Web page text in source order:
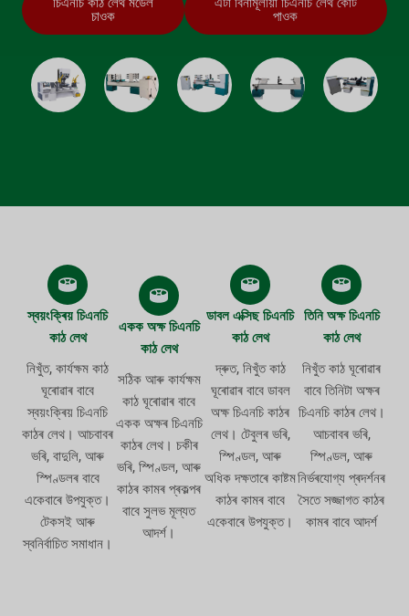
চাওক
পাওক
স্বয়ংক্ৰিয় চিএনচি
কাঠ লেথ
নিখুঁত, কাৰ্যক্ষম কাঠ
ঘূৰোৱাৰ বাবে
স্বয়ংক্ৰিয় চিএনচি
কাঠৰ লেথ। আচবাবৰ
ভৰি, বাদুলি, আৰু
স্পিণ্ডলৰ বাবে
একেবাৰে উপযুক্ত।
টেকসই আৰু
স্বনিৰ্বাচিত সমাধান।
একক অক্ষ চিএনচি
কাঠ লেথ
সঠিক আৰু কাৰ্যক্ষম
কাঠ ঘূৰোৱাৰ বাবে
একক অক্ষৰ চিএনচি
কাঠৰ লেথ। চকীৰ
ভৰি, স্পিণ্ডল, আৰু
কাঠৰ কামৰ প্ৰকল্পৰ
বাবে সুলভ মূল্যত
আদৰ্শ।
ডাবল এক্সিছ চিএনচি
কাঠ লেথ
দ্ৰুত, নিখুঁত কাঠ
ঘূৰোৱাৰ বাবে ডাবল
অক্ষ চিএনচি কাঠৰ
লেথ। টেবুলৰ ভৰি,
স্পিণ্ডল, আৰু
অধিক দক্ষতাৰে কাষ্টম
কাঠৰ কামৰ বাবে
একেবাৰে উপযুক্ত।
তিনি অক্ষ চিএনচি
কাঠ লেথ
নিখুঁত কাঠ ঘূৰোৱাৰ
বাবে তিনিটা অক্ষৰ
চিএনচি কাঠৰ লেথ।
আচবাবৰ ভৰি,
স্পিণ্ডল, আৰু
নিৰ্ভৰযোগ্য প্ৰদৰ্শনৰ
সৈতে সজ্জাগত কাঠৰ
কামৰ বাবে আদৰ্শ